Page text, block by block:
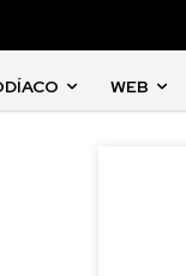
WEB